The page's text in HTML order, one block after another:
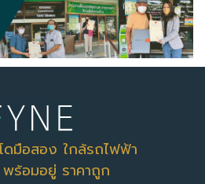
ดมือสอง ใกล้รถไฟฟ้า
ร้อมอยู่ ราคาถูก